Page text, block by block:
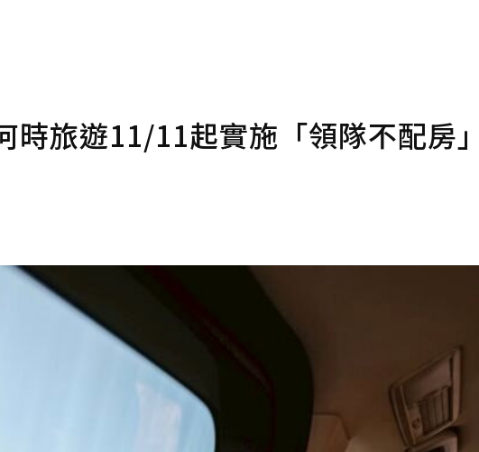
時旅遊11/11起實施「領隊不配房